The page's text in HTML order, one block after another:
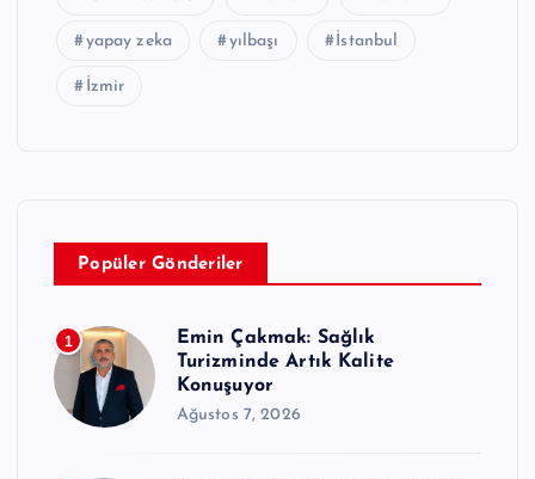
yapay zeka yılbaşı İstanbul
İzmir
Popüler Gönderiler
1
Emin Çakmak: Sağlık
Turizminde Artık Kalite
Konuşuyor
Ağustos 7, 2026